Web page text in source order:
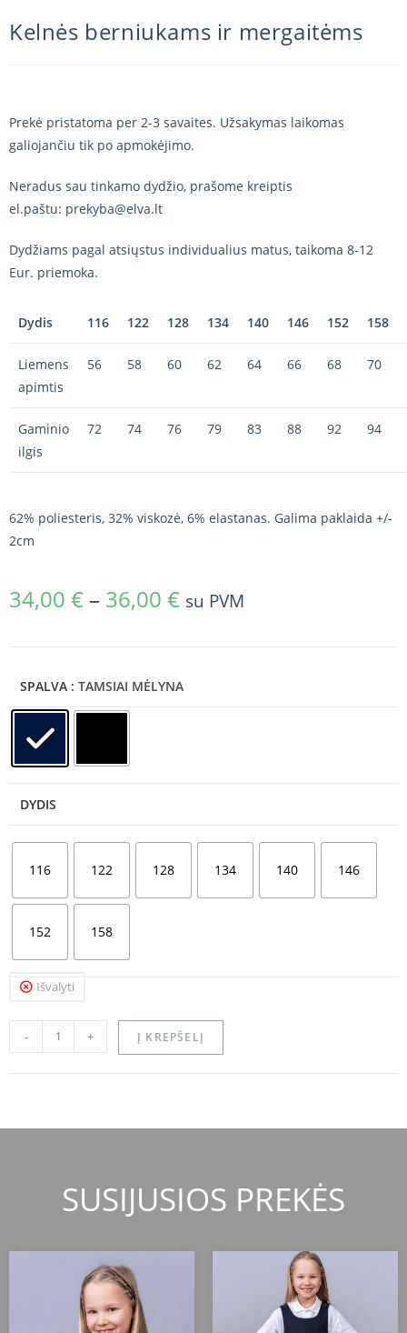
Kelnės berniukams ir mergaitėms
Prekė pristatoma per 2-3 savaites. Užsakymas laikomas
galiojančiu tik po apmokėjimo.
Neradus sau tinkamo dydžio, prašome kreiptis
el.paštu: prekyba@elva.lt
Dydžiams pagal atsiųstus individualius matus, taikoma 8-12
Eur. priemoka.
Dydis 116 122 128 134 140 146 152 158
Liemens
apimtis
56 58 60 62 64 66 68 70
Gaminio
ilgis
72 74 76 79 83 88 92 94
62% poliesteris, 32% viskozė, 6% elastanas. Galima paklaida +/-
2cm
34,00 € – 36,00 € su PVM
SPALVA : TAMSIAI MĖLYNA
DYDIS
116 122 128 134 140 146
152 158
Išvalyti
- + Į KREPŠELĮ
SUSIJUSIOS PREKĖS